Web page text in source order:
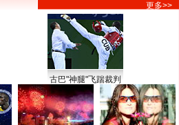
更多>>
古巴"神腿"飞踹裁判